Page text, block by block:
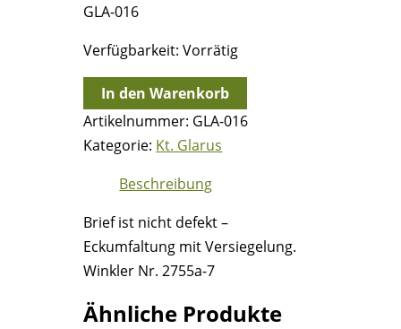
GLA-016
Verfügbarkeit: Vorrätig
3.6.1847
-
Mitlödi
Glarus
In den Warenkorb
Artikelnummer: GLA-016
Kategorie: Kt. Glarus
Beschreibung
Brief ist nicht defekt –
Eckumfaltung mit Versiegelung.
Winkler Nr. 2755a-7
Ähnliche Produkte